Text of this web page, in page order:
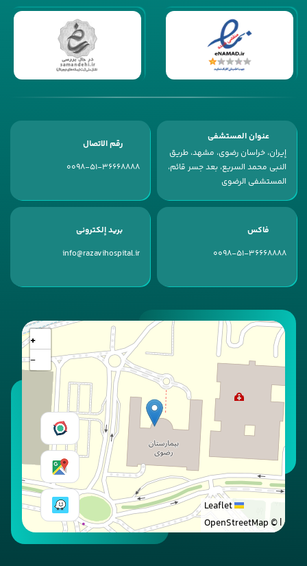
عنوان المستشفى
إیران، خراسان رضوی، مشهد، طریق
النبی محمد السریع، بعد جسر قائم،
المستشفى الرضوی
رقم الاتصال
0098-51-36668888
فاكس
0098-51-36668888
بريد إلكتروني
info@razavihospital.ir
+
−
Leaflet
|
© OpenStreetMap